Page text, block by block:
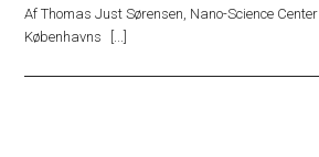
Af Thomas Just Sørensen, Nano-Science
Københavns